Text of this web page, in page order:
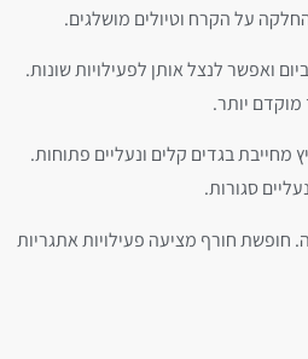
על הקרח וטיולים מושלגים.
ואפשר לנצל אותן לפעילויות שונות.
מוקדם יותר.
בגדים קלים ונעליים פתוחות.
סגורות.
חופשת חורף מציעה פעילויות אתגריות